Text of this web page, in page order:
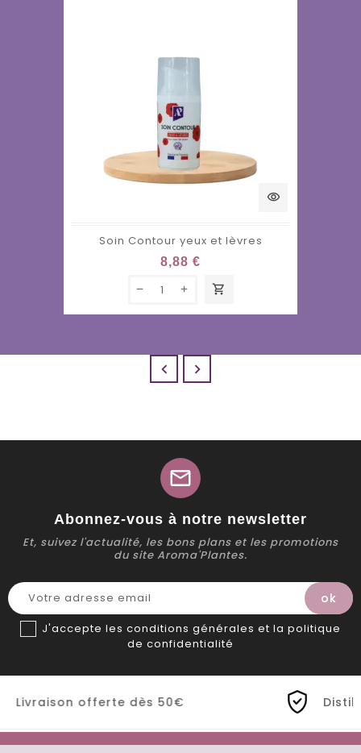
visibility
Soin Contour yeux et lèvres
8,88 €
shopping_cart
 
mail
Abonnez-vous à notre newsletter
Et, suivez l'actualité, les bons plans et les promotions
du site Aroma'Plantes.
J'accepte les conditions générales et la politique
de confidentialité
Distillerie Bio artisanale de